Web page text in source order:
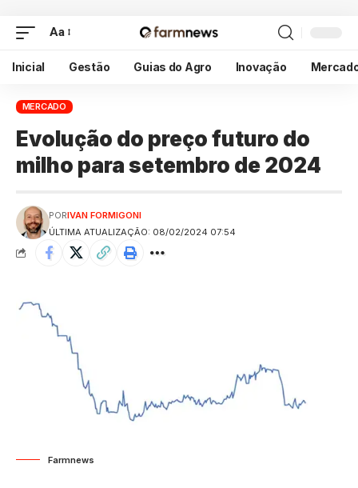
Aa
Inicial Gestão Guias do Agro Inovação
MERCADO
Evolução do preço futuro do
milho para setembro de 2024
ÚLTIMA ATUALIZAÇÃO: 08/02/2024 07:54
PORIVAN FORMIGONI
Farmnews